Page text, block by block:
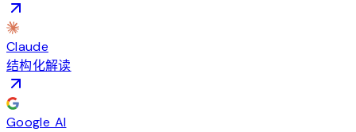
Claude
结构化解读
Google AI